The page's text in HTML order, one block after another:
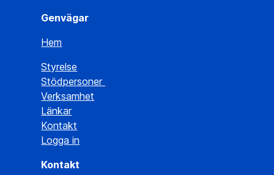
Genvägar
Hem
Styrelse
Stödpersoner
Verksamhet
Länkar
Kontakt
Logga in
Kontakt